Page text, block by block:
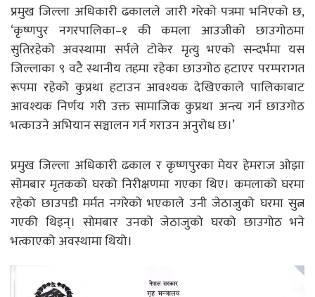
प्रमुख जिल्ला अधिकारी ढकालले जारी गरेको पत्रमा भनिएको छ,
‘कृष्णपुर नगरपालिका–१ की कमला आउजीको छाउगोठमा
सुतिरहेको अवस्थामा सर्पले टोकेर मृत्यु भएको सन्दर्भमा यस
जिल्लाका ९ वटै स्थानीय तहमा रहेका छाउगोठ हटाएर परम्परागत
रूपमा रहेको कुप्रथा हटाउन आवश्यक देखिएकाले पालिकाबाट
आवश्यक निर्णय गरी उक्त सामाजिक कुप्रथा अन्त्य गर्न छाउगोठ
भत्काउने अभियान सञ्चालन गर्न गराउन अनुरोध छ।’
प्रमुख जिल्ला अधिकारी ढकाल र कृष्णपुरका मेयर हेमराज ओझा
सोमबार मृतकको घरको निरीक्षणमा गएका थिए। कमलाको घरमा
रहेको छाउपडी मर्मत नगरेको भएकाले उनी जेठाजुको घरमा सुत्न
गएकी थिइन्। सोमबार उनको जेठाजुको घरको छाउगोठ भने
भत्काएको अवस्थामा थियो।